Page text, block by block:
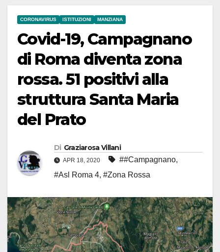
CORONAVIRUS ISTITUZIONI MANZIANA
Covid-19, Campagnano
di Roma diventa zona
rossa. 51 positivi alla
struttura Santa Maria
del Prato
Di Graziarosa Villani
APR 18, 2020 ##Campagnano,
#Asl Roma 4, #Zona Rossa